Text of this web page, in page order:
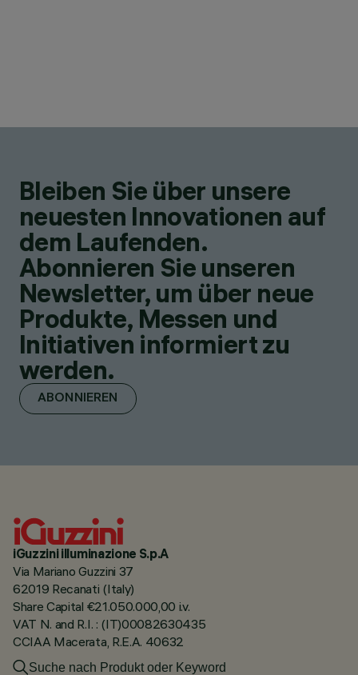
Bleiben Sie über unsere
neuesten Innovationen auf
dem Laufenden.
Abonnieren Sie unseren
Newsletter, um über neue
Produkte, Messen und
Initiativen informiert zu
werden.
ABONNIEREN
iGuzzini illuminazione S.p.A
Via Mariano Guzzini 37
62019 Recanati (Italy)
Share Capital €21.050.000,00 i.v.
VAT N. and R.I. : (IT)00082630435
CCIAA Macerata, R.E.A. 40632